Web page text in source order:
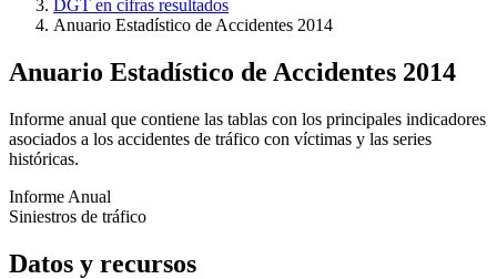
DGT en cifras resultados
Anuario Estadístico de Accidentes 2014
Anuario Estadístico de Accidentes 2014
Informe anual que contiene las tablas con los principales indicadores
asociados a los accidentes de tráfico con víctimas y las series
históricas.
Informe Anual
Siniestros de tráfico
Datos y recursos